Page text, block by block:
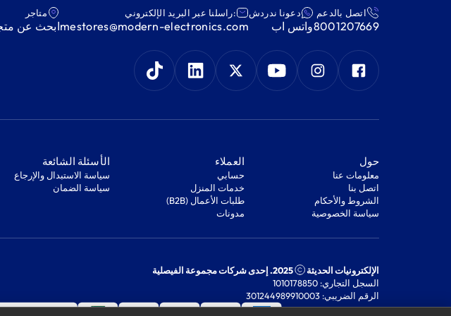
اتصل بالدعم
8001207669
دعونا ندردش
واتس اب
:راسلنا عبر البريد الإلكتروني
mestores@modern-electronics.com
متاجر
ابحث عن
‫حول‬
معلومات عنا
اتصل بنا
‫الشروط والأحكام‬
‫سياسة الخصوصية‬
‫العملاء‬
‫حسابي‬
‫خدمات المنزل‬
‫طلبات الأعمال (B2B)‬
مدونات
‫الأسئلة الشائعة‬
‫سياسة الاستبدال والإرجاع‬
‫سياسة الضمان‬
الإلكترونيات الحديثة
2025. إحدى شركات مجموعة الفيصلية
السجل التجاري: 1010178850
الرقم الضريبي: 301244989910003